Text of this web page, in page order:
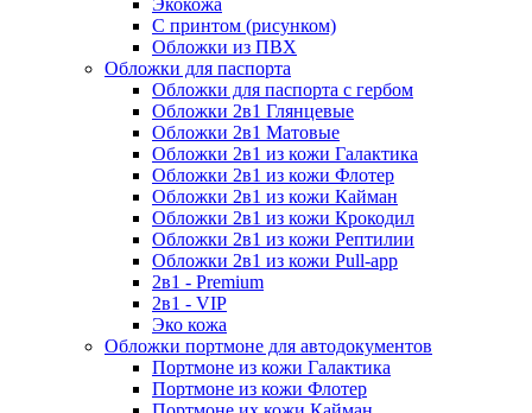
Экокожа
С принтом (рисунком)
Обложки из ПВХ
Обложки для паспорта
Обложки для паспорта с гербом
Обложки 2в1 Глянцевые
Обложки 2в1 Матовые
Обложки 2в1 из кожи Галактика
Обложки 2в1 из кожи Флотер
Обложки 2в1 из кожи Кайман
Обложки 2в1 из кожи Крокодил
Обложки 2в1 из кожи Рептилии
Обложки 2в1 из кожи Pull-app
2в1 - Premium
2в1 - VIP
Эко кожа
Обложки портмоне для автодокументов
Портмоне из кожи Галактика
Портмоне из кожи Флотер